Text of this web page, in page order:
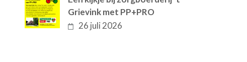
Grievink met PP+PRO
26 juli 2026